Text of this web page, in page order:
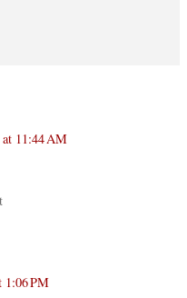
11:44 AM
1:06 PM